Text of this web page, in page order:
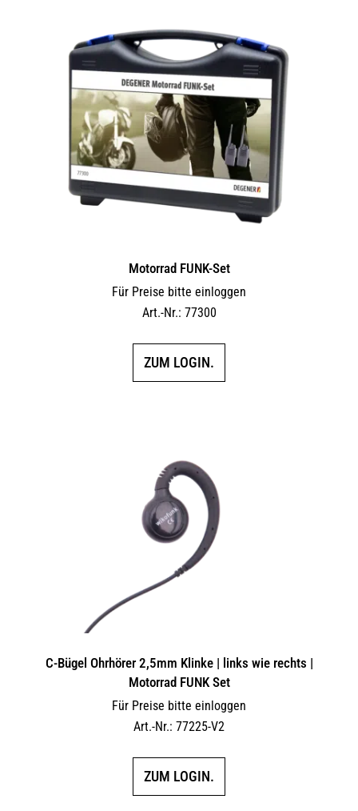
Motorrad FUNK-Set
Für Preise bitte einloggen
Art.-Nr.: 77300
ZUM LOGIN.
C-Bügel Ohrhörer 2,5mm Klinke | links wie rechts |
Motorrad FUNK Set
Für Preise bitte einloggen
Art.-Nr.: 77225-V2
ZUM LOGIN.